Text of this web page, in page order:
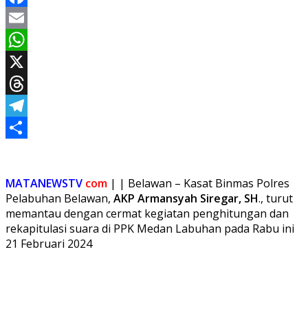
Facebook
Email
WhatsApp
X
Threads
Telegram
MATANEWSTV com | | Belawan – Kasat Binmas Polres
Pelabuhan Belawan, AKP Armansyah Siregar, SH., turut
memantau dengan cermat kegiatan penghitungan dan
rekapitulasi suara di PPK Medan Labuhan pada Rabu ini
21 Februari 2024